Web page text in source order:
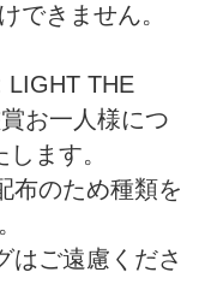
できません。
LIGHT THE
お一人様につ
ます。
布のため種類を
はご遠慮くださ